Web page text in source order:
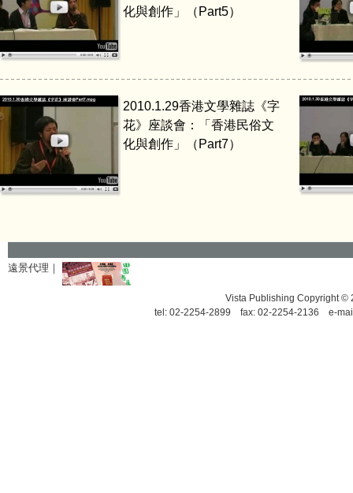
化與創作」（Part5）
2010.1.29香港文學雜誌《字
花》座談會：「香港民俗文
化與創作」（Part7）
遠景代理｜
Vista Publishing Copyright ©
tel: 02-2254-2899 fax: 02-2254-2136 e-